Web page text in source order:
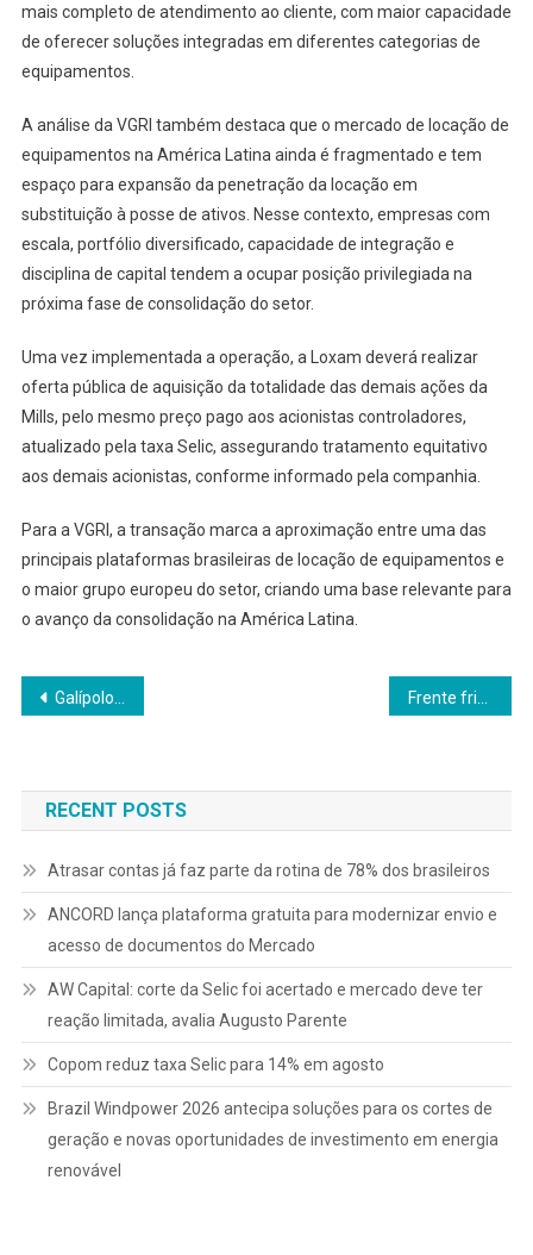
mais completo de atendimento ao cliente, com maior capacidade
de oferecer soluções integradas em diferentes categorias de
equipamentos.
A análise da VGRI também destaca que o mercado de locação de
equipamentos na América Latina ainda é fragmentado e tem
espaço para expansão da penetração da locação em
substituição à posse de ativos. Nesse contexto, empresas com
escala, portfólio diversificado, capacidade de integração e
disciplina de capital tendem a ocupar posição privilegiada na
próxima fase de consolidação do setor.
Uma vez implementada a operação, a Loxam deverá realizar
oferta pública de aquisição da totalidade das demais ações da
Mills, pelo mesmo preço pago aos acionistas controladores,
atualizado pela taxa Selic, assegurando tratamento equitativo
aos demais acionistas, conforme informado pela companhia.
Para a VGRI, a transação marca a aproximação entre uma das
principais plataformas brasileiras de locação de equipamentos e
o maior grupo europeu do setor, criando uma base relevante para
o avanço da consolidação na América Latina.
Navegação
Post
Galípolo recebe apoio da ANCORD em reforço à autonomia do Banco Central
RECENT POSTS
Atrasar contas já faz parte da rotina de 78% dos brasileiros
ANCORD lança plataforma gratuita para modernizar envio e
acesso de documentos do Mercado
AW Capital: corte da Selic foi acertado e mercado deve ter
reação limitada, avalia Augusto Parente
Copom reduz taxa Selic para 14% em agosto
Brazil Windpower 2026 antecipa soluções para os cortes de
geração e novas oportunidades de investimento em energia
renovável